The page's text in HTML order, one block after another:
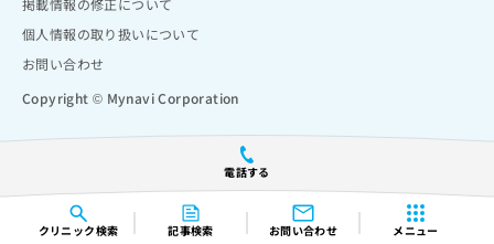
クリニック検索 記事検索 お問い合わせ メニュー
電話する
個人情報の取り扱いについて
お問い合わせ
Copyright © Mynavi Corporation